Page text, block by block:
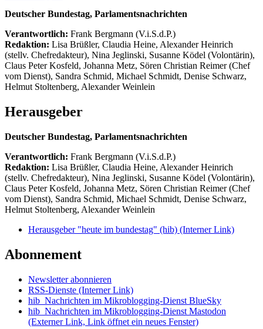
Deutscher Bundestag, Parlamentsnachrichten
Verantwortlich: Frank Bergmann (V.i.S.d.P.)
Redaktion: Lisa Brüßler, Claudia Heine, Alexander Heinrich
(stellv. Chefredakteur), Nina Jeglinski, Susanne Ködel (Volontärin),
Claus Peter Kosfeld, Johanna Metz, Sören Christian Reimer (Chef
vom Dienst), Sandra Schmid, Michael Schmidt, Denise Schwarz,
Helmut Stoltenberg, Alexander Weinlein
Herausgeber
Deutscher Bundestag, Parlamentsnachrichten
Verantwortlich: Frank Bergmann (V.i.S.d.P.)
Redaktion: Lisa Brüßler, Claudia Heine, Alexander Heinrich
(stellv. Chefredakteur), Nina Jeglinski, Susanne Ködel (Volontärin),
Claus Peter Kosfeld, Johanna Metz, Sören Christian Reimer (Chef
vom Dienst), Sandra Schmid, Michael Schmidt, Denise Schwarz,
Helmut Stoltenberg, Alexander Weinlein
Herausgeber "heute im bundestag" (hib) (Interner Link)
Abonnement
Newsletter abonnieren
RSS-Dienste (Interner Link)
hib_Nachrichten im Mikroblogging-Dienst BlueSky
hib_Nachrichten im Mikroblogging-Dienst Mastodon
(Externer Link, Link öffnet ein neues Fenster)